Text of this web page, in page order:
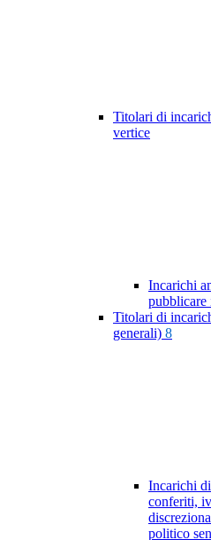
Titolari di
vertice
Incarichi
pubblicare
Titolari di
generali) 8
Incarichi
conferiti,
politico